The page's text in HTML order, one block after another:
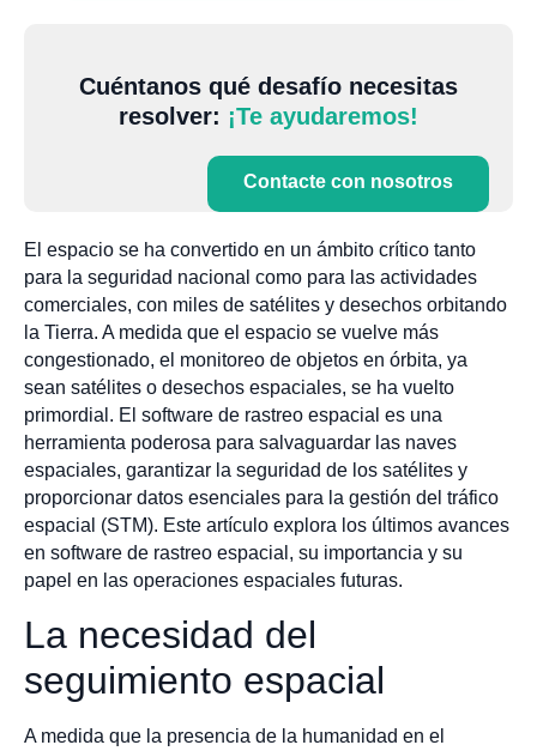
Cuéntanos qué desafío necesitas
resolver: ¡Te ayudaremos!
Contacte con nosotros
El espacio se ha convertido en un ámbito crítico tanto
para la seguridad nacional como para las actividades
comerciales, con miles de satélites y desechos orbitando
la Tierra. A medida que el espacio se vuelve más
congestionado, el monitoreo de objetos en órbita, ya
sean satélites o desechos espaciales, se ha vuelto
primordial. El software de rastreo espacial es una
herramienta poderosa para salvaguardar las naves
espaciales, garantizar la seguridad de los satélites y
proporcionar datos esenciales para la gestión del tráfico
espacial (STM). Este artículo explora los últimos avances
en software de rastreo espacial, su importancia y su
papel en las operaciones espaciales futuras.
La necesidad del
seguimiento espacial
A medida que la presencia de la humanidad en el